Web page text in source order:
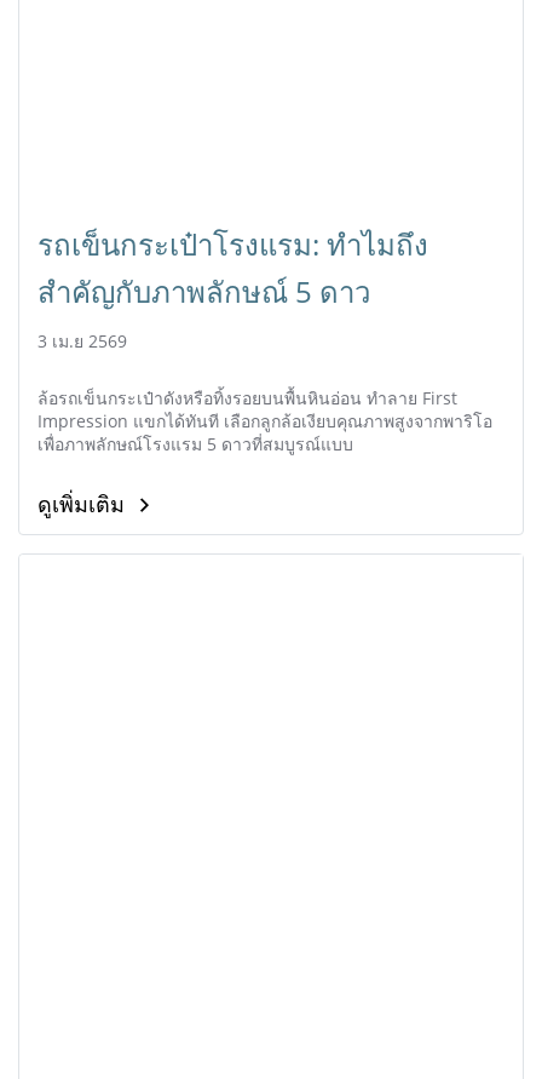
รถเข็นกระเป๋าโรงแรม: ทำไมถึง
สำคัญกับภาพลักษณ์ 5 ดาว
3 เม.ย 2569
ล้อรถเข็นกระเป๋าดังหรือทิ้งรอยบนพื้นหินอ่อน ทำลาย First
Impression แขกได้ทันที เลือกลูกล้อเงียบคุณภาพสูงจากพาริโอ
เพื่อภาพลักษณ์โรงแรม 5 ดาวที่สมบูรณ์แบบ
ดูเพิ่มเติม